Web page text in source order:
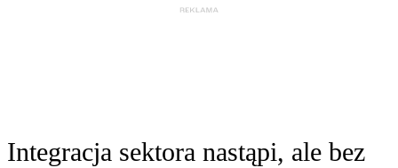
Integracja sektora nastąpi, ale bez